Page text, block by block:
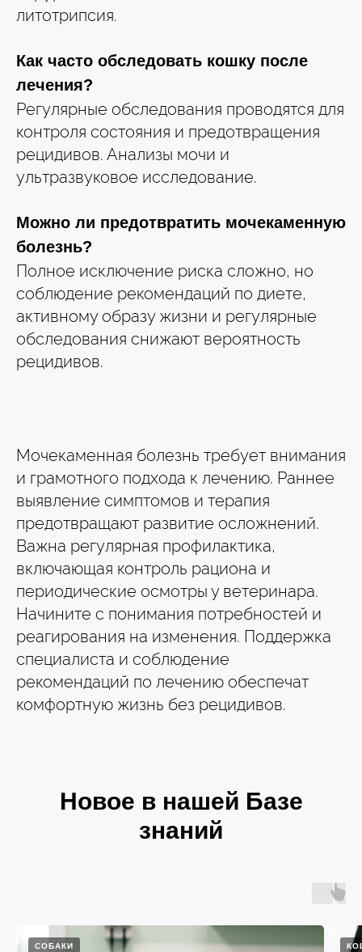
литотрипсия.
Как часто обследовать кошку после
лечения?
Регулярные обследования проводятся для
контроля состояния и предотвращения
рецидивов. Анализы мочи и
ультразвуковое исследование.
Можно ли предотвратить мочекаменную
болезнь?
Полное исключение риска сложно, но
соблюдение рекомендаций по диете,
активному образу жизни и регулярные
обследования снижают вероятность
рецидивов.
Мочекаменная болезнь требует внимания
и грамотного подхода к лечению. Раннее
выявление симптомов и терапия
предотвращают развитие осложнений.
Важна регулярная профилактика,
включающая контроль рациона и
периодические осмотры у ветеринара.
Начините с понимания потребностей и
реагирования на изменения. Поддержка
специалиста и соблюдение
рекомендаций по лечению обеспечат
комфортную жизнь без рецидивов.
Новое в нашей Базе
знаний
СОБАКИ